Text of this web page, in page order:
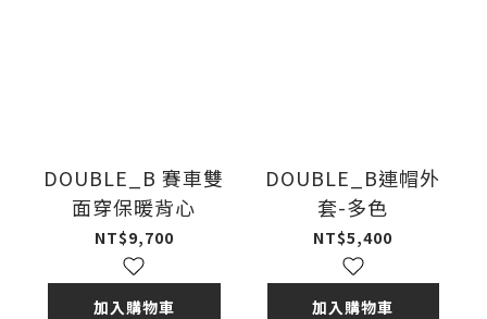
DOUBLE_B 賽車雙
面穿保暖背心
NT$9,700
加入購物車
DOUBLE_B連帽外
套-多色
NT$5,400
加入購物車